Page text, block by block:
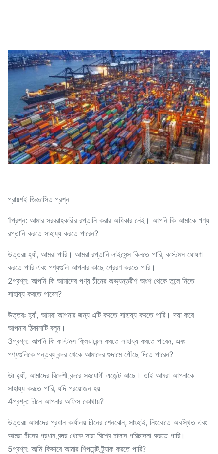
প্রায়শই জিজ্ঞাসিত প্রশ্ন
1প্রশ্ন: আমার সরবরাহকারীর রপ্তানি করার অধিকার নেই। আপনি কি আমাকে পণ্য
রপ্তানি করতে সাহায্য করতে পারেন?
উত্তরঃ হ্যাঁ, আমরা পারি। আমরা রপ্তানি লাইসেন্স কিনতে পারি, কাস্টমস ঘোষণা
করতে পারি এবং পণ্যগুলি আপনার কাছে প্রেরণ করতে পারি।
2প্রশ্ন: আপনি কি আমাদের পণ্য চীনের অভ্যন্তরীণ অংশ থেকে তুলে নিতে
সাহায্য করতে পারেন?
উত্তরঃ হ্যাঁ, আমরা আপনার জন্য এটি করতে সাহায্য করতে পারি। দয়া করে
আপনার ঠিকানাটি বলুন।
3প্রশ্ন: আপনি কি কাস্টমস ক্লিয়ারেন্স করতে সাহায্য করতে পারেন, এবং
পণ্যগুলিকে গন্তব্য বন্দর থেকে আমাদের গুদামে পৌঁছে দিতে পারেন?
উঃ হ্যাঁ, আমাদের বিদেশী বন্দরে সহযোগী এজেন্ট আছে। তাই আমরা আপনাকে
সাহায্য করতে পারি, যদি প্রয়োজন হয়
4প্রশ্ন: চীনে আপনার অফিস কোথায়?
উত্তরঃ আমাদের প্রধান কার্যালয় চীনের শেনঝেন, সাংহাই, নিংবোতে অবস্থিত এবং
আমরা চীনের প্রধান বন্দর থেকে সারা বিশ্বে চালান পরিচালনা করতে পারি।
5প্রশ্ন: আমি কিভাবে আমার শিপমেন্ট ট্র্যাক করতে পারি?